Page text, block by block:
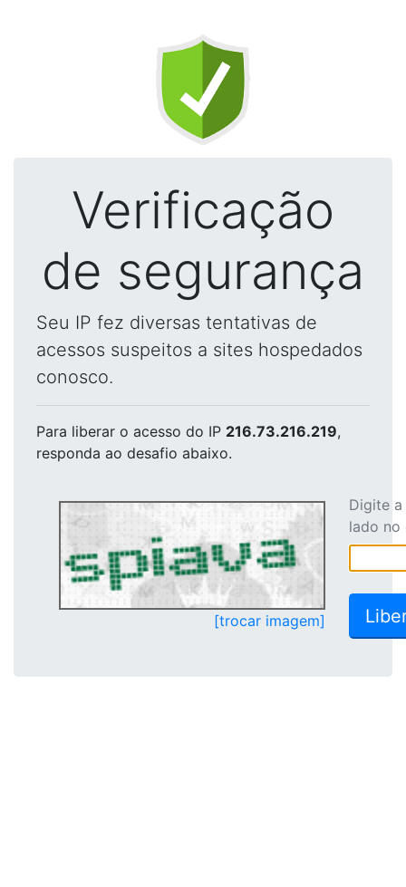
Verificação
de segurança
Seu IP fez diversas tentativas de
acessos suspeitos a sites hospedados
conosco.
Para liberar o acesso do IP 216.73.216.219,
responda ao desafio abaixo.
[trocar imagem]
Digite
lado no